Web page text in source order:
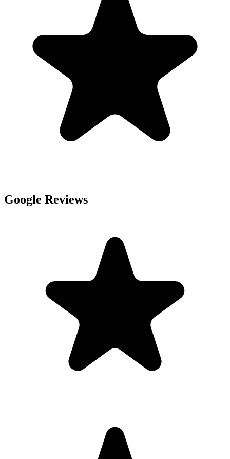
Google Reviews